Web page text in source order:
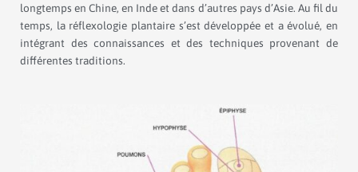
longtemps en Chine, en Inde et dans d’autres pays d’Asie. Au fil du
temps, la réflexologie plantaire s’est développée et a évolué, en
intégrant des connaissances et des techniques provenant de
différentes traditions.